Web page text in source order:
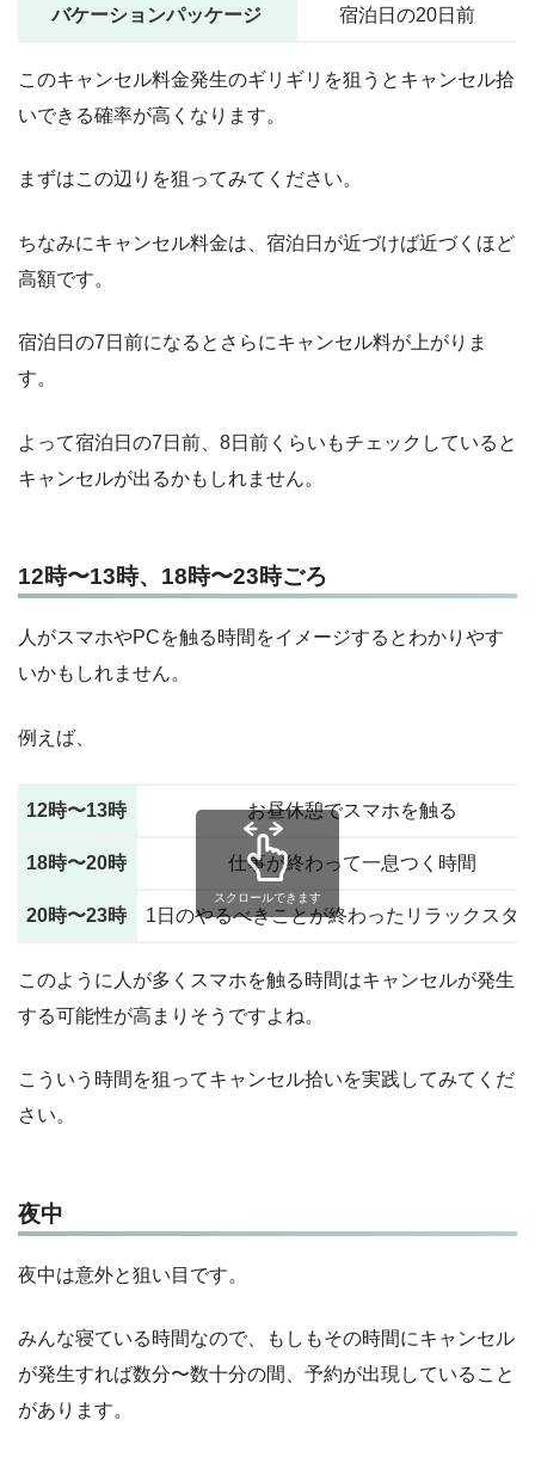
バケーションパッケージ 宿泊日の20日前
このキャンセル料金発生のギリギリを狙うとキャンセル拾
いできる確率が高くなります。
まずはこの辺りを狙ってみてください。
ちなみにキャンセル料金は、宿泊日が近づけば近づくほど
高額です。
宿泊日の7日前になるとさらにキャンセル料が上がりま
す。
よって宿泊日の7日前、8日前くらいもチェックしていると
キャンセルが出るかもしれません。
12時〜13時、18時〜23時ごろ
人がスマホやPCを触る時間をイメージするとわかりやす
いかもしれません。
例えば、
12時〜13時 お昼休憩でスマホを触る
18時〜20時 仕事が終わって一息つく時間
20時〜23時 1日のやるべきことが終わったリラックスタ
スクロールできます
このように人が多くスマホを触る時間はキャンセルが発生
する可能性が高まりそうですよね。
こういう時間を狙ってキャンセル拾いを実践してみてくだ
さい。
夜中
夜中は意外と狙い目です。
みんな寝ている時間なので、もしもその時間にキャンセル
が発生すれば数分〜数十分の間、予約が出現していること
があります。